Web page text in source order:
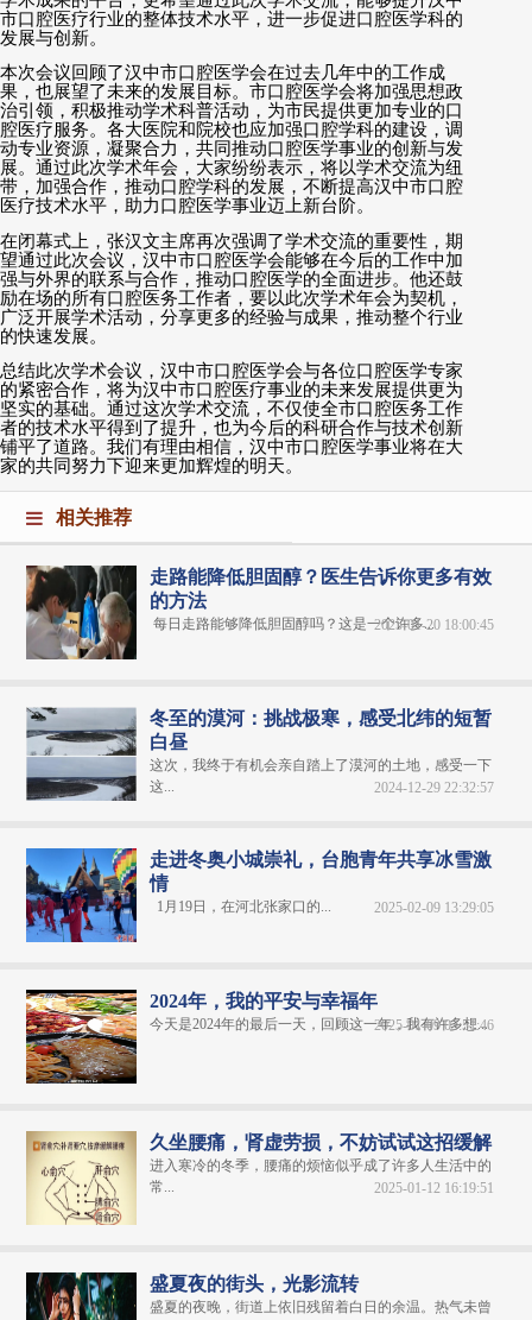
市口腔医疗行业的整体技术水平，进一步促进口腔医学科的
发展与创新。
本次会议回顾了汉中市口腔医学会在过去几年中的工作成
果，也展望了未来的发展目标。市口腔医学会将加强思想政
治引领，积极推动学术科普活动，为市民提供更加专业的口
腔医疗服务。各大医院和院校也应加强口腔学科的建设，调
动专业资源，凝聚合力，共同推动口腔医学事业的创新与发
展。通过此次学术年会，大家纷纷表示，将以学术交流为纽
带，加强合作，推动口腔学科的发展，不断提高汉中市口腔
医疗技术水平，助力口腔医学事业迈上新台阶。
在闭幕式上，张汉文主席再次强调了学术交流的重要性，期
望通过此次会议，汉中市口腔医学会能够在今后的工作中加
强与外界的联系与合作，推动口腔医学的全面进步。他还鼓
励在场的所有口腔医务工作者，要以此次学术年会为契机，
广泛开展学术活动，分享更多的经验与成果，推动整个行业
的快速发展。
总结此次学术会议，汉中市口腔医学会与各位口腔医学专家
的紧密合作，将为汉中市口腔医疗事业的未来发展提供更为
坚实的基础。通过这次学术交流，不仅使全市口腔医务工作
者的技术水平得到了提升，也为今后的科研合作与技术创新
铺平了道路。我们有理由相信，汉中市口腔医学事业将在大
家的共同努力下迎来更加辉煌的明天。
相关推荐
走路能降低胆固醇？医生告诉你更多有效
的方法
每日走路能够降低胆固醇吗？这是一个许多...2025-01-20 18:00:45
冬至的漠河：挑战极寒，感受北纬的短暂
白昼
这次，我终于有机会亲自踏上了漠河的土地，感受一下
这...
2024-12-29 22:32:57
走进冬奥小城崇礼，台胞青年共享冰雪激
情
1月19日，在河北张家口的... 2025-02-09 13:29:05
2024年，我的平安与幸福年
今天是2024年的最后一天，回顾这一年，我有许多想...
2025-01-09 03:51:46
久坐腰痛，肾虚劳损，不妨试试这招缓解
进入寒冷的冬季，腰痛的烦恼似乎成了许多人生活中的
常...
2025-01-12 16:19:51
盛夏夜的街头，光影流转
盛夏的夜晚，街道上依旧残留着白日的余温。热气未曾